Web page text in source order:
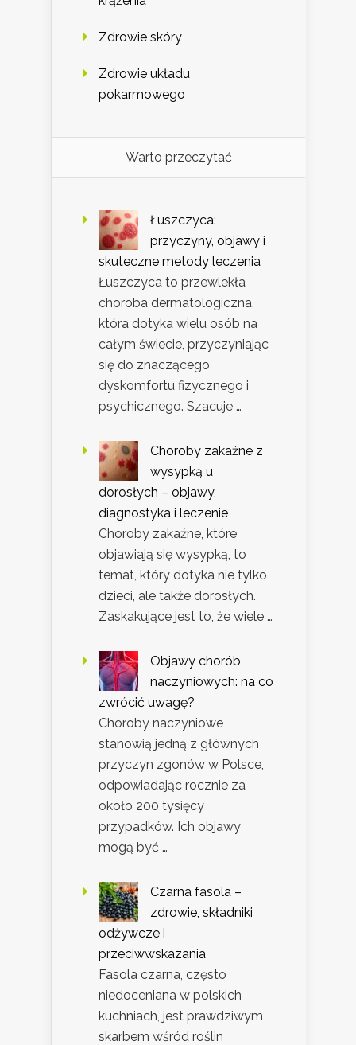
Zdrowie skóry
Zdrowie układu
pokarmowego
Warto przeczytać
Łuszczyca:
przyczyny, objawy i
skuteczne metody leczenia
Łuszczyca to przewlekła
choroba dermatologiczna,
która dotyka wielu osób na
całym świecie, przyczyniając
się do znaczącego
dyskomfortu fizycznego i
psychicznego. Szacuje …
Choroby zakaźne z
wysypką u
dorosłych – objawy,
diagnostyka i leczenie
Choroby zakaźne, które
objawiają się wysypką, to
temat, który dotyka nie tylko
dzieci, ale także dorosłych.
Zaskakujące jest to, że wiele …
Objawy chorób
naczyniowych: na co
zwrócić uwagę?
Choroby naczyniowe
stanowią jedną z głównych
przyczyn zgonów w Polsce,
odpowiadając rocznie za
około 200 tysięcy
przypadków. Ich objawy
mogą być …
Czarna fasola –
zdrowie, składniki
odżywcze i
przeciwwskazania
Fasola czarna, często
niedoceniana w polskich
kuchniach, jest prawdziwym
skarbem wśród roślin